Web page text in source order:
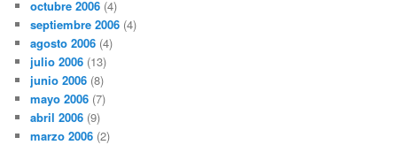
octubre 2006 (4)
septiembre 2006 (4)
agosto 2006 (4)
julio 2006 (13)
junio 2006 (8)
mayo 2006 (7)
abril 2006 (9)
marzo 2006 (2)